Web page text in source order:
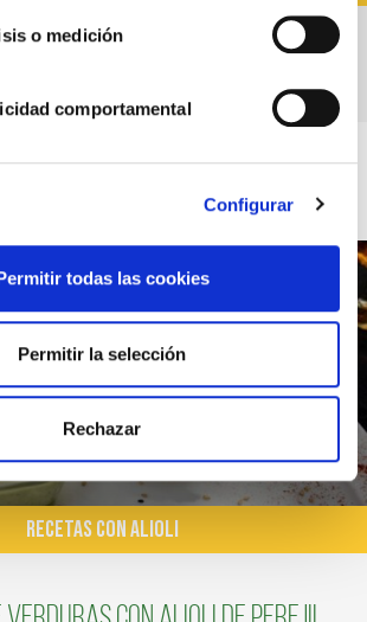
o medición
comportamental
Configurar
todas las cookies
Permitir la selección
Rechazar
RECETAS CON ALIOLI